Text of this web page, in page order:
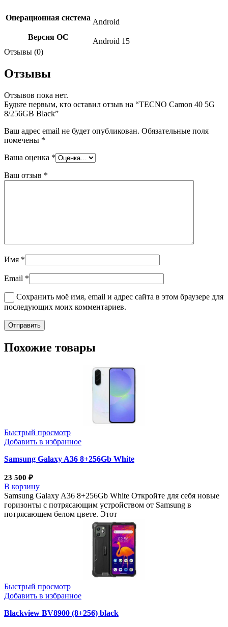
Операционная система Android
Версия ОС
Android 15
Отзывы (0)
Отзывы
Отзывов пока нет.
Будьте первым, кто оставил отзыв на “TECNO Camon 40 5G
8/256GB Black”
Ваш адрес email не будет опубликован. Обязательные поля
помечены *
Ваша оценка *
Ваш отзыв *
Имя *
Email *
Сохранить моё имя, email и адрес сайта в этом браузере для
последующих моих комментариев.
Похожие товары
Быстрый просмотр
Добавить в избранное
Samsung Galaxy A36 8+256Gb White
23 500 ₽
В корзину
Samsung Galaxy A36 8+256Gb White Откройте для себя новые
горизонты с потрясающим устройством от Samsung в
потрясающем белом цвете. Этот
Быстрый просмотр
Добавить в избранное
Blackview BV8900 (8+256) black